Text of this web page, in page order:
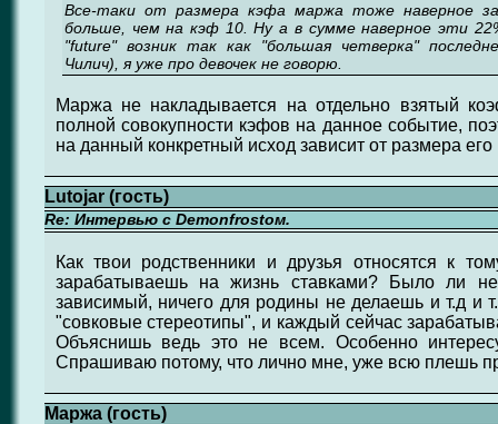
Все-таки от размера кэфа маржа тоже наверное
больше, чем на кэф 10. Ну а в сумме наверное эти
"future" возник так как "большая четверка"
Чилич), я уже про девочек не говорю.
Маржа не накладывается на отдельно взятый
полной совокупности кэфов на данное событие,
на данный конкретный исход зависит от размера его
Lutojar (гость)
Re: Интервью с Demonfrostом.
Как твои родственники и друзья относятся к
зарабатываешь на жизнь ставками? Было ли
зависимый, ничего для родины не делаешь и т.д и
"совковые стереотипы", и каждый сейчас
Объяснишь ведь это не всем. Особенно
Спрашиваю потому, что лично мне, уже всю плешь
Маржа (гость)